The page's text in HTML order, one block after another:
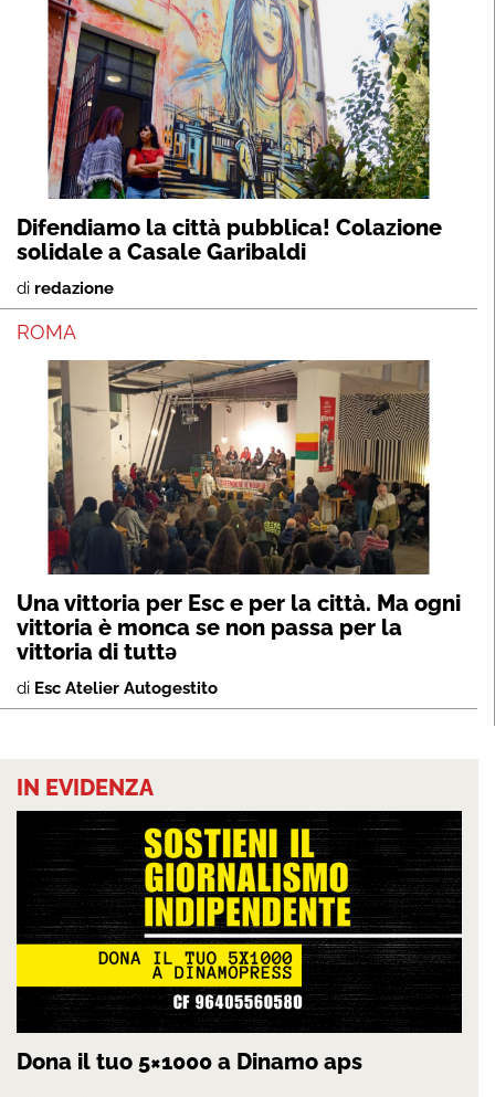
Difendiamo la città pubblica! Colazione
solidale a Casale Garibaldi
di redazione
ROMA
Una vittoria per Esc e per la città. Ma ogni
vittoria è monca se non passa per la
vittoria di tuttə
di Esc Atelier Autogestito
IN EVIDENZA
Dona il tuo 5×1000 a Dinamo aps